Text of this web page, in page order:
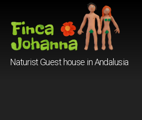
Finca
Johanna
Naturist Guest house in Andalusia